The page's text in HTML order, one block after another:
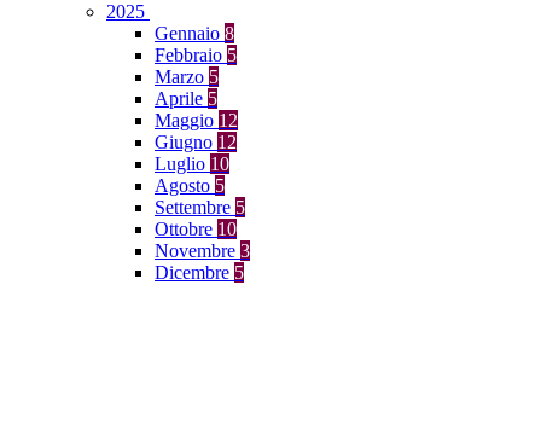
2025
Gennaio 8
Febbraio 5
Marzo 5
Aprile 5
Maggio 12
Giugno 12
Luglio 10
Agosto 5
Settembre 5
Ottobre 10
Novembre 3
Dicembre 5